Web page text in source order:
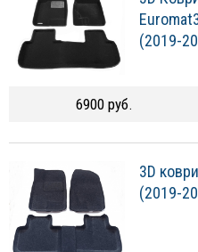
(2019-
6900 руб.
3D
(2019-